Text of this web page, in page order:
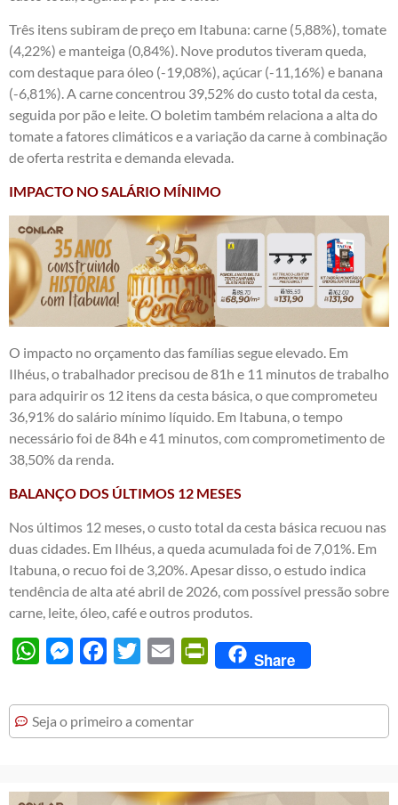
Três itens subiram de preço em Itabuna: carne (5,88%), tomate
(4,22%) e manteiga (0,84%). Nove produtos tiveram queda,
com destaque para óleo (-19,08%), açúcar (-11,16%) e banana
(-6,81%). A carne concentrou 39,52% do custo total da cesta,
seguida por pão e leite. O boletim também relaciona a alta do
tomate a fatores climáticos e a variação da carne à combinação
de oferta restrita e demanda elevada.
IMPACTO NO SALÁRIO MÍNIMO
O impacto no orçamento das famílias segue elevado. Em
Ilhéus, o trabalhador precisou de 81h e 11 minutos de trabalho
para adquirir os 12 itens da cesta básica, o que comprometeu
36,91% do salário mínimo líquido. Em Itabuna, o tempo
necessário foi de 84h e 41 minutos, com comprometimento de
38,50% da renda.
BALANÇO DOS ÚLTIMOS 12 MESES
Nos últimos 12 meses, o custo total da cesta básica recuou nas
duas cidades. Em Ilhéus, a queda acumulada foi de 7,01%. Em
Itabuna, o recuo foi de 3,20%. Apesar disso, o estudo indica
tendência de alta até abril de 2026, com possível pressão sobre
carne, leite, óleo, café e outros produtos.
WhatsAppMessengerFacebook
Twitter Email PrintFriendly
Share
Seja o primeiro a comentar